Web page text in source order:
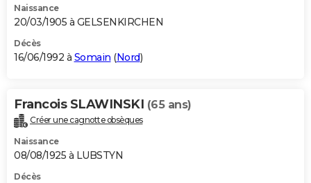
Naissance
20/03/1905 à GELSENKIRCHEN
Décès
16/06/1992 à Somain (Nord)
Francois SLAWINSKI (65 ans)
Créer une cagnotte obsèques
Naissance
08/08/1925 à LUBSTYN
Décès